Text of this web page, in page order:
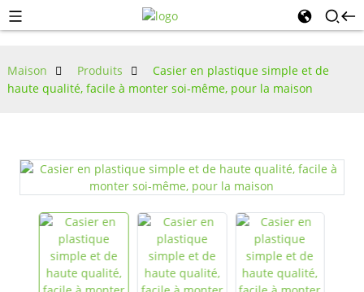
Maison Produits
Casier en plastique simple et de
haute qualité, facile à monter soi-même, pour la maison